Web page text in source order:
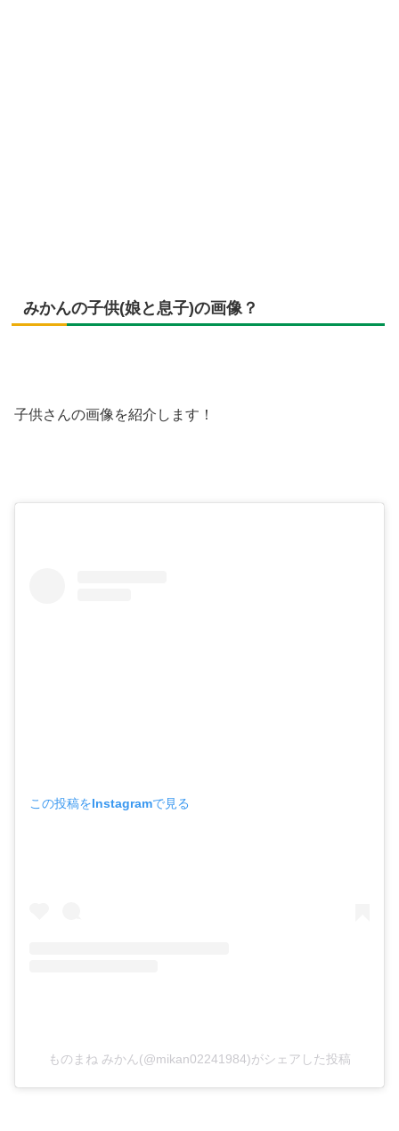
みかんの子供(娘と息子)の画像？
子供さんの画像を紹介します！
この投稿をInstagramで見る
ものまね みかん(@mikan02241984)がシェアした投稿